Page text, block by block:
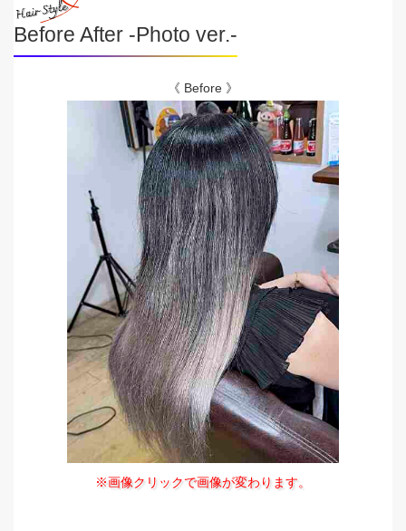
Before After -Photo ver.-
《 Before 》
※画像クリックで画像が変わります。